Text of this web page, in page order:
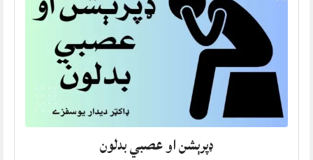
ډپرېشن او عصبي بدلون